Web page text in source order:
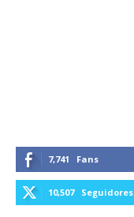
7,741 Fans
10,507 Seguidores